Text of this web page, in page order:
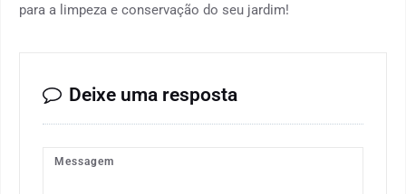
para a limpeza e conservação do seu jardim!
Deixe uma resposta